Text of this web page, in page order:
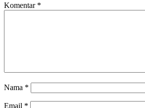
Komentar *
Nama *
Email *